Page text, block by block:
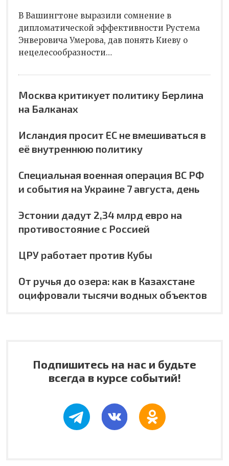
В Вашингтоне выразили сомнение в
дипломатической эффективности Рустема
Энверовича Умерова, дав понять Киеву о
нецелесообразности…
Москва критикует политику Берлина
на Балканах
Исландия просит ЕС не вмешиваться в
её внутреннюю политику
Специальная военная операция ВС РФ
и события на Украине 7 августа, день
Эстонии дадут 2,34 млрд евро на
противостояние с Россией
ЦРУ работает против Кубы
От ручья до озера: как в Казахстане
оцифровали тысячи водных объектов
Подпишитесь на нас и будьте
всегда в курсе событий!